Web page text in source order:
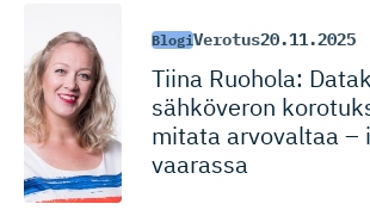
BlogiVerotus20.11.2025
Tiina Ruohola:
sähköveron
mitata arvovaltaa –
vaarassa